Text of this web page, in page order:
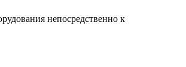
непосредственно к